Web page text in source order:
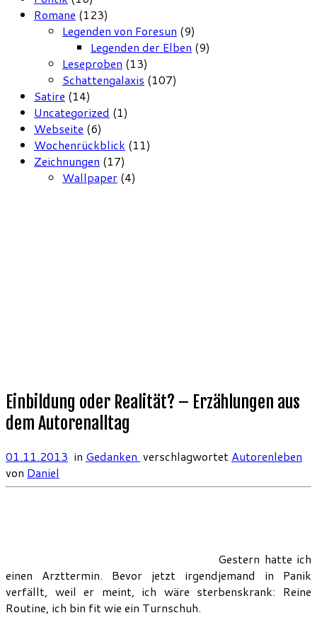
Romane (123)
Legenden von Foresun (9)
Legenden der Elben (9)
Leseproben (13)
Schattengalaxis (107)
Satire (14)
Uncategorized (1)
Webseite (6)
Wochenrückblick (11)
Zeichnungen (17)
Wallpaper (4)
Einbildung oder Realität? – Erzählungen aus
dem Autorenalltag
01.11.2013 in Gedanken verschlagwortet Autorenleben
von Daniel
Gestern hatte ich
einen Arzttermin. Bevor jetzt irgendjemand in Panik
verfällt, weil er meint, ich wäre sterbenskrank: Reine
Routine, ich bin fit wie ein Turnschuh.